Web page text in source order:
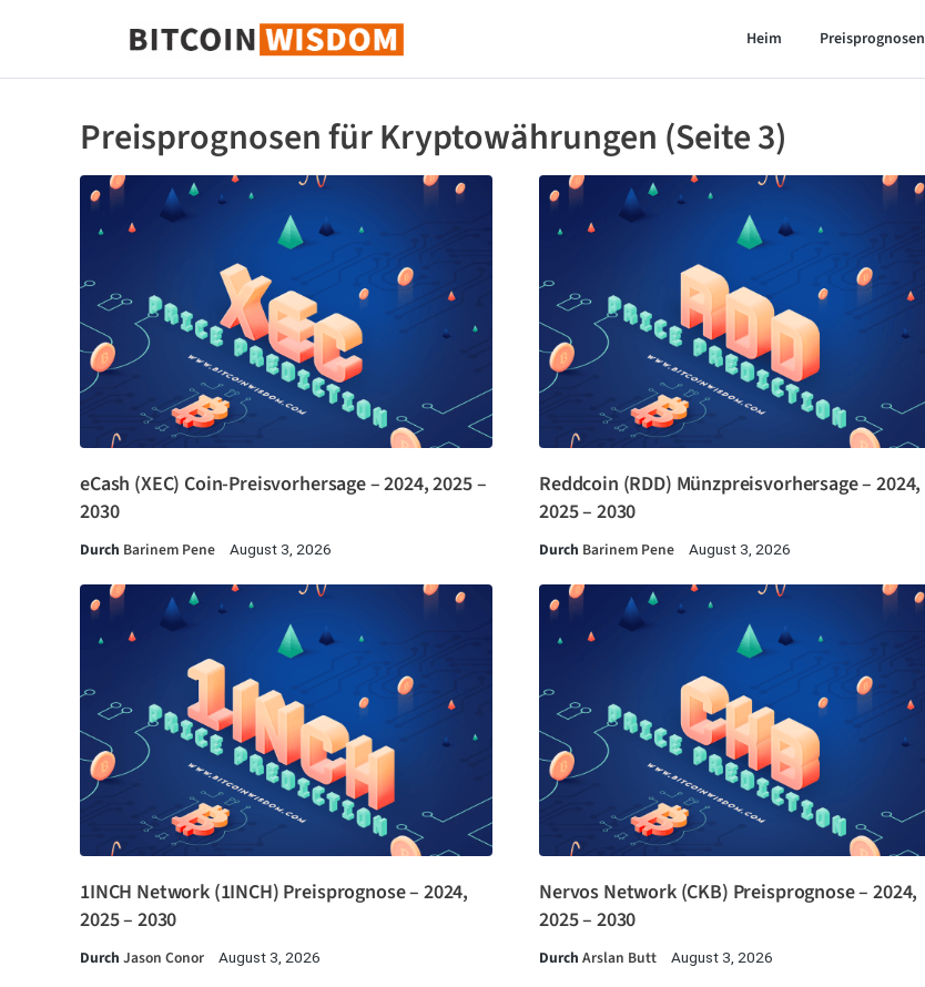
Bitcoin-Weisheit
Heim Preisprognosen
Preisprognosen für Kryptowährungen (Seite 3)
eCash (XEC) Coin-Preisvorhersage – 2024, 2025 –
2030
Durch Barinem Pene August 3, 2026
Reddcoin (RDD) Münzpreisvorhersage – 2024,
2025 – 2030
Durch Barinem Pene August 3, 2026
1INCH Network (1INCH) Preisprognose – 2024,
2025 – 2030
Durch Jason Conor August 3, 2026
Nervos Network (CKB) Preisprognose – 2024,
2025 – 2030
Durch Arslan Butt August 3, 2026